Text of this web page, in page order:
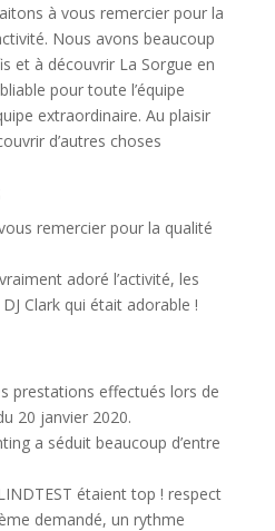
à vous remercier pour la
Nous avons beaucoup
et à découvrir La Sorgue en
pour toute l’équipe
extraordinaire. Au plaisir
d’autres choses
remercier pour la qualité
adoré l’activité, les
Clark qui était adorable !
prestations effectués lors de
20 janvier 2020.
a séduit beaucoup d’entre
étaient top ! respect
demandé, un rythme